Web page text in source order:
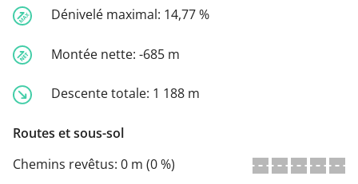
Dénivelé maximal: 14,77 %
Montée nette: -685 m
Descente totale: 1 188 m
Routes et sous-sol
Chemins revêtus: 0 m (0 %)